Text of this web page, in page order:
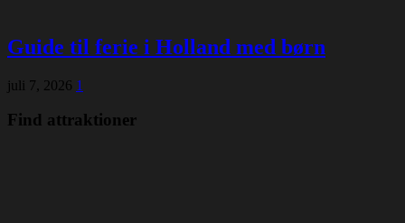
Guide til ferie i Holland med børn
juli 7, 2026 1
Find attraktioner